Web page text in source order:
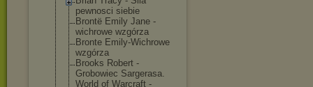
pewnosci siebie
Brontë Emily Jane -
wichrowe wzgórza
Bronte Emily-Wichrowe
wzgórza
Brooks Robert -
Grobowiec Sargerasa.
World of Warcraft -